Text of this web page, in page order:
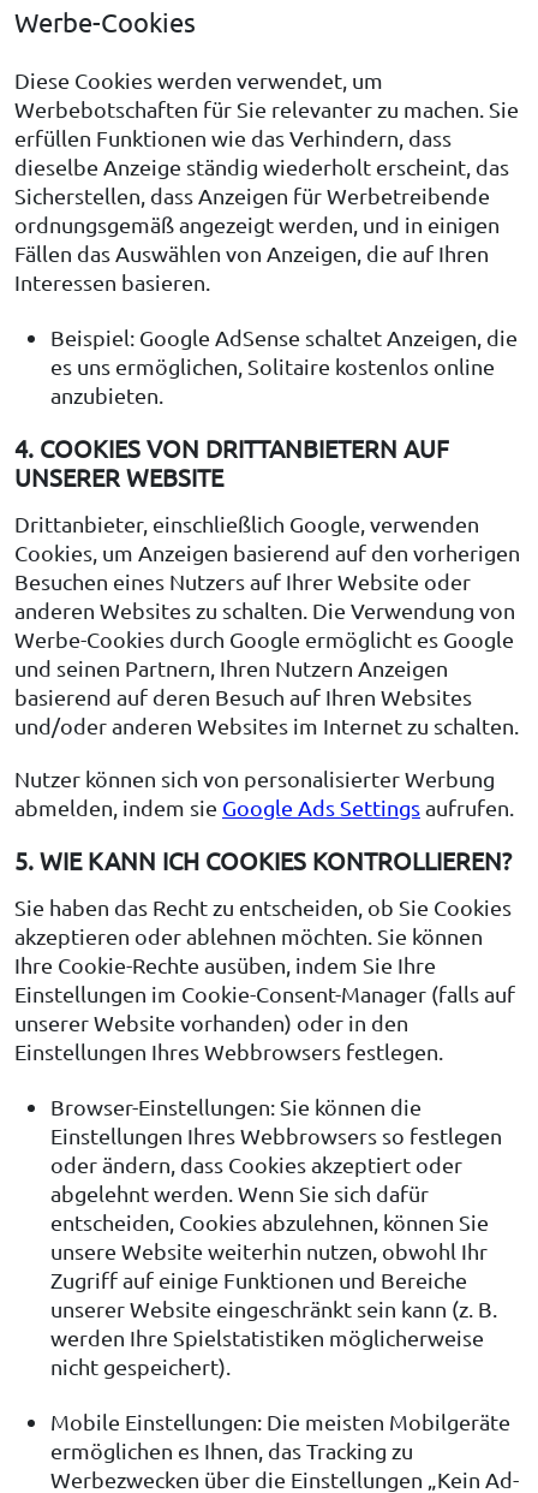
Werbe-Cookies
Diese Cookies werden verwendet, um
Werbebotschaften für Sie relevanter zu machen. Sie
erfüllen Funktionen wie das Verhindern, dass
dieselbe Anzeige ständig wiederholt erscheint, das
Sicherstellen, dass Anzeigen für Werbetreibende
ordnungsgemäß angezeigt werden, und in einigen
Fällen das Auswählen von Anzeigen, die auf Ihren
Interessen basieren.
Beispiel: Google AdSense schaltet Anzeigen, die
es uns ermöglichen, Solitaire kostenlos online
anzubieten.
4. COOKIES VON DRITTANBIETERN AUF
UNSERER WEBSITE
Drittanbieter, einschließlich Google, verwenden
Cookies, um Anzeigen basierend auf den vorherigen
Besuchen eines Nutzers auf Ihrer Website oder
anderen Websites zu schalten. Die Verwendung von
Werbe-Cookies durch Google ermöglicht es Google
und seinen Partnern, Ihren Nutzern Anzeigen
basierend auf deren Besuch auf Ihren Websites
und/oder anderen Websites im Internet zu schalten.
Nutzer können sich von personalisierter Werbung
abmelden, indem sie Google Ads Settingsaufrufen.
5. WIE KANN ICH COOKIES KONTROLLIEREN?
Sie haben das Recht zu entscheiden, ob Sie Cookies
akzeptieren oder ablehnen möchten. Sie können
Ihre Cookie-Rechte ausüben, indem Sie Ihre
Einstellungen im Cookie-Consent-Manager (falls auf
unserer Website vorhanden) oder in den
Einstellungen Ihres Webbrowsers festlegen.
Browser-Einstellungen: Sie können die
Einstellungen Ihres Webbrowsers so festlegen
oder ändern, dass Cookies akzeptiert oder
abgelehnt werden. Wenn Sie sich dafür
entscheiden, Cookies abzulehnen, können Sie
unsere Website weiterhin nutzen, obwohl Ihr
Zugriff auf einige Funktionen und Bereiche
unserer Website eingeschränkt sein kann (z. B.
werden Ihre Spielstatistiken möglicherweise
nicht gespeichert).
Mobile Einstellungen: Die meisten Mobilgeräte
ermöglichen es Ihnen, das Tracking zu
Werbezwecken über die Einstellungen „Kein Ad-